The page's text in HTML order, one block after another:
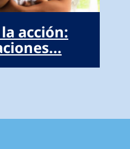
acción: